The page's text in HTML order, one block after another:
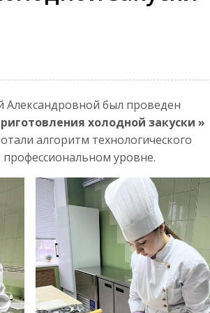
Александровной был проведен
холодной закуски »
алгоритм технологического
уровне.